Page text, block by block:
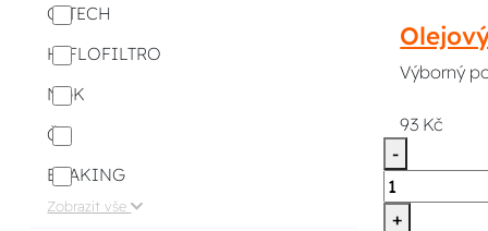
Q-TECH
HIFLOFILTRO
NGK
ČZ
BRAKING
Zobrazit vše
Výborný
93 Kč
-
+